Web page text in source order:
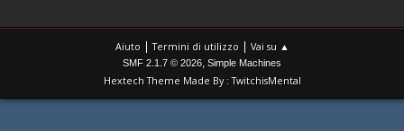
Aiuto |Termini di utilizzo | Vai su ▲
SMF 2.1.7 © 2026, Simple Machines
Hextech Theme Made By : TwitchisMental